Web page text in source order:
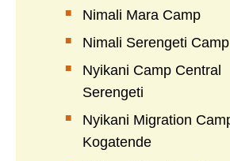
Nimali Mara Camp
Nimali Serengeti Camp
Nyikani Camp Central
Serengeti
Nyikani Migration
Kogatende